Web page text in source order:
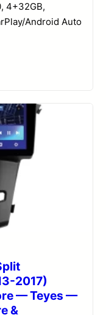
4+32GB,
Android Auto
2017)
— Teyes —
&